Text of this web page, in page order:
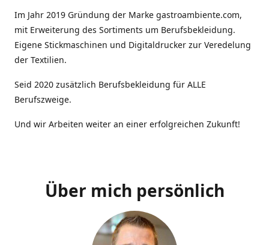
Im Jahr 2019 Gründung der Marke gastroambiente.com,
mit Erweiterung des Sortiments um Berufsbekleidung.
Eigene Stickmaschinen und Digitaldrucker zur Veredelung
der Textilien.
Seid 2020 zusätzlich Berufsbekleidung für ALLE
Berufszweige.
Und wir Arbeiten weiter an einer erfolgreichen Zukunft!
Über mich persönlich